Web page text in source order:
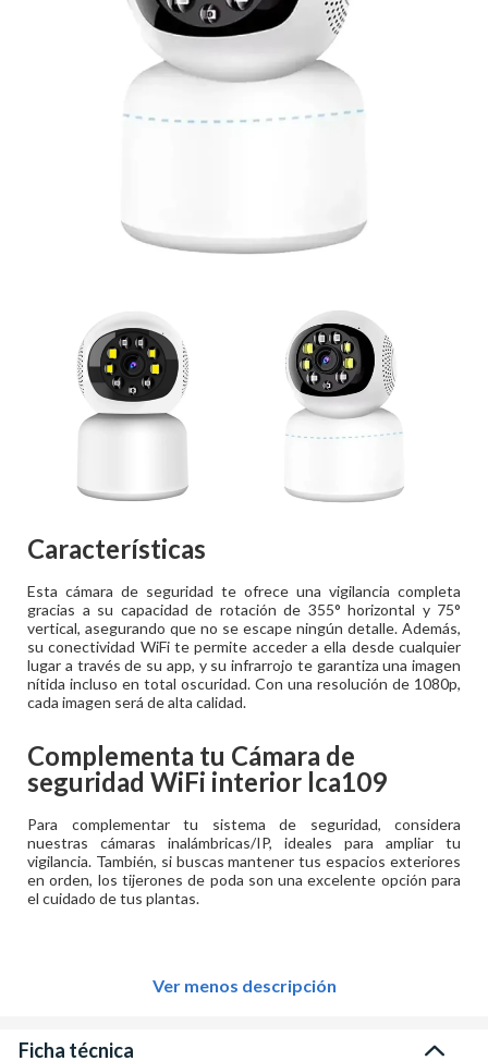
Características
Esta cámara de seguridad te ofrece una vigilancia completa
gracias a su capacidad de rotación de 355° horizontal y 75°
vertical, asegurando que no se escape ningún detalle. Además,
su conectividad WiFi te permite acceder a ella desde cualquier
lugar a través de su app, y su infrarrojo te garantiza una imagen
nítida incluso en total oscuridad. Con una resolución de 1080p,
cada imagen será de alta calidad.
Complementa tu Cámara de
seguridad WiFi interior lca109
Para complementar tu sistema de seguridad, considera
nuestras cámaras inalámbricas/IP, ideales para ampliar tu
vigilancia. También, si buscas mantener tus espacios exteriores
en orden, los tijerones de poda son una excelente opción para
el cuidado de tus plantas.
Ver menos descripción
Ficha técnica